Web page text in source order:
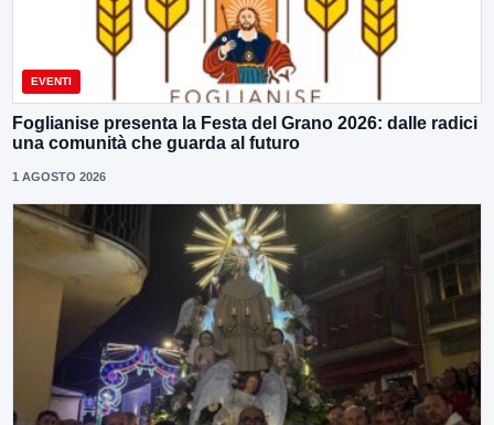
EVENTI
Foglianise presenta la Festa del Grano 2026: dalle radici
una comunità che guarda al futuro
1 AGOSTO 2026